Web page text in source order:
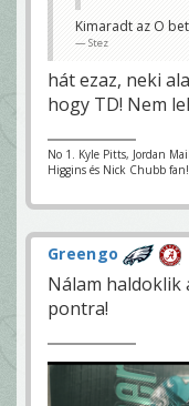
Kimaradt az O
Stez
hát ezaz, neki
hogy TD! Nem
No 1. Kyle Pitts, Jordan
Higgins és Nick Chubb
Greengo
Nálam haldoklik
pontra!